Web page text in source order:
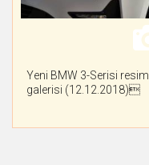
Yeni BMW 3-Serisi resim
galerisi (12.12.2018)